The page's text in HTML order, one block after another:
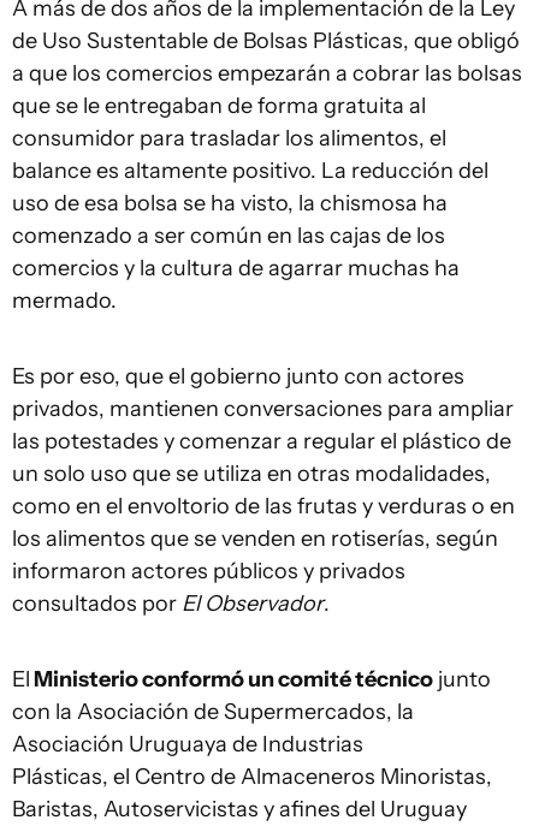
A más de dos años de la implementación de la Ley
de Uso Sustentable de Bolsas Plásticas, que obligó
a que los comercios empezarán a cobrar las bolsas
que se le entregaban de forma gratuita al
consumidor para trasladar los alimentos, el
balance es altamente positivo. La reducción del
uso de esa bolsa se ha visto, la chismosa ha
comenzado a ser común en las cajas de los
comercios y la cultura de agarrar muchas ha
mermado.
Es por eso, que el gobierno junto con actores
privados, mantienen conversaciones para ampliar
las potestades y comenzar a regular el plástico de
un solo uso que se utiliza en otras modalidades,
como en el envoltorio de las frutas y verduras o en
los alimentos que se venden en rotiserías, según
informaron actores públicos y privados
consultados por El Observador.
El Ministerio conformó un comité técnico junto
con la Asociación de Supermercados, la
Asociación Uruguaya de Industrias
Plásticas, el Centro de Almaceneros Minoristas,
Baristas, Autoservicistas y afines del Uruguay